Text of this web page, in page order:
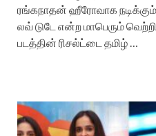
ரங்கநாதன் ஹீரோவாக
லவ் டுடே என்ற மாபெரும்
படத்தின் ரிசல்ட்டை தமிழ் …